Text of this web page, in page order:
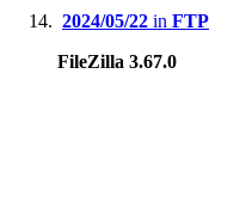
2024/05/22 in FTP
FileZilla 3.67.0